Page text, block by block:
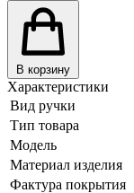
В корзину
Характеристики
Вид ручки
Тип товара
Модель
Материал изделия
Фактура покрытия